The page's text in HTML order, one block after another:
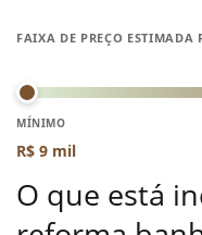
FAIXA DE PREÇO ESTIMADA
MÍNIMO
R$ 9 mil
O que está